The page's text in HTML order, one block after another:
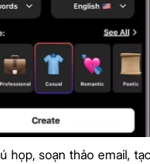
soạn thảo email,